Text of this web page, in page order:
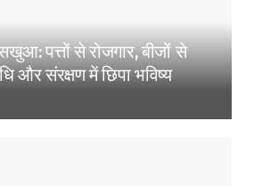
पत्तों से रोजगार, बीजों से
और संरक्षण में छिपा भविष्य